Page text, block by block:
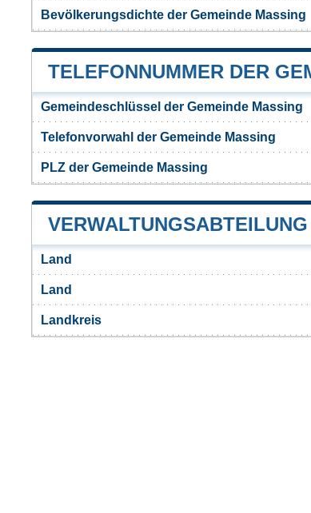
Bevölkerungsdichte der Gemeinde Massing
TELEFONNUMMER DER
Gemeindeschlüssel der Gemeinde Massing
Telefonvorwahl der Gemeinde Massing
PLZ der Gemeinde Massing
Land
Land
Landkreis